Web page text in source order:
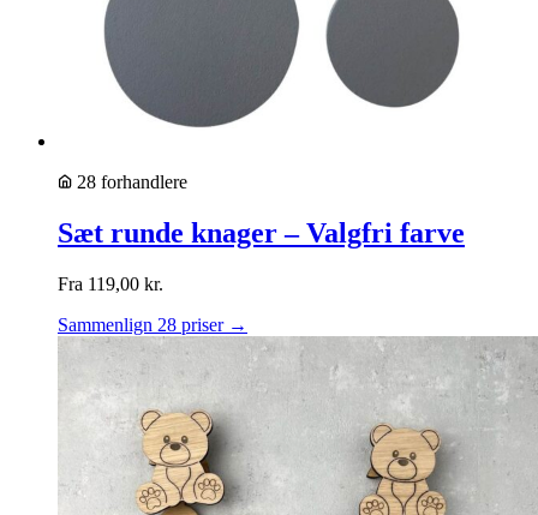
28 forhandlere
Sæt runde knager – Valgfri farve
Fra 119,00 kr.
Sammenlign 28 priser →